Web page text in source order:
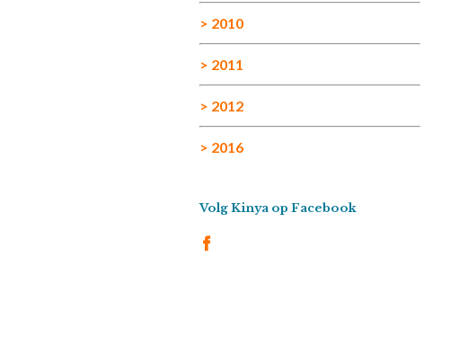
> 2010
> 2011
> 2012
> 2016
Volg Kinya op Facebook